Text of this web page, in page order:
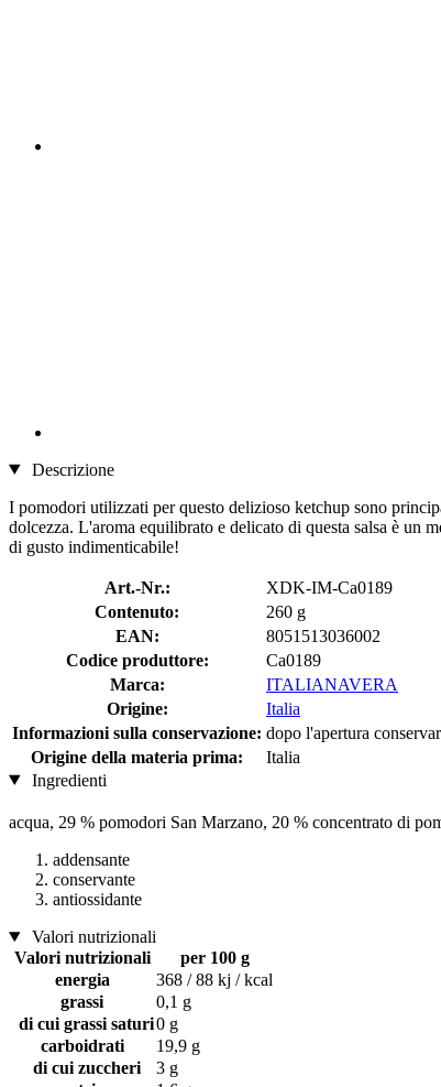
Descrizione
I pomodori utilizzati per questo delizioso ketchup sono
dolcezza. L'aroma equilibrato e delicato di questa salsa è un
di gusto indimenticabile!
Art.-Nr.:
XDK-IM-Ca0189
Contenuto:
260 g
EAN:
8051513036002
Codice produttore:
Ca0189
Marca:
ITALIANAVERA
Origine:
Italia
Informazioni sulla conservazione: dopo l'apertura
Origine della materia prima:
Italia
Ingredienti
acqua, 29 % pomodori San Marzano, 20 % concentrato di
addensante
conservante
antiossidante
Valori nutrizionali
Valori nutrizionali
per 100 g
energia
368 / 88 kj / kcal
grassi
0,1 g
di cui grassi saturi0 g
carboidrati
19,9 g
di cui zuccheri
3 g